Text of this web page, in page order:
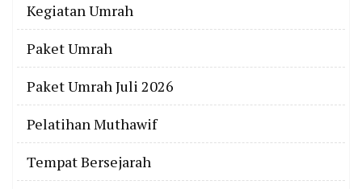
Kegiatan Umrah
Paket Umrah
Paket Umrah Juli 2026
Pelatihan Muthawif
Tempat Bersejarah